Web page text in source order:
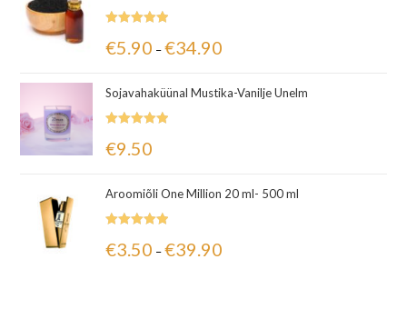
5.00 / 5
€5.90 – €34.90
Sojavahaküünal Mustika-Vanilje Unelm
5.00 / 5
€9.50
Aroomiõli One Million 20 ml- 500 ml
5.00/ 5
€3.50 – €39.90